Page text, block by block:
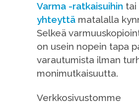
Varma -ratkaisuihin tai
yhteyttä matalalla
Selkeä
on usein nopein tapa
varautumista ilman
monimutkaisuutta.
Verkkosivustomme